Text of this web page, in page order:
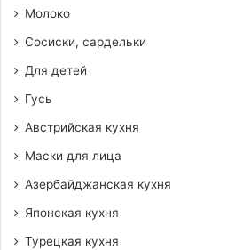
Молоко
Сосиски, сардельки
Для детей
Гусь
Австрийская кухня
Маски для лица
Азербайджанская кухня
Японская кухня
Турецкая кухня